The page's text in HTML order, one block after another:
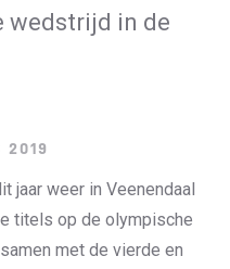
wedstrijd in de
2019
jaar weer in Veenendaal
titels op de olympische
met de vierde en